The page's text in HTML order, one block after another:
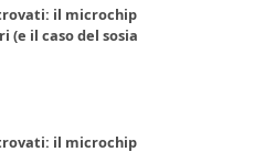
il microchip
(e il caso del sosia
il microchip